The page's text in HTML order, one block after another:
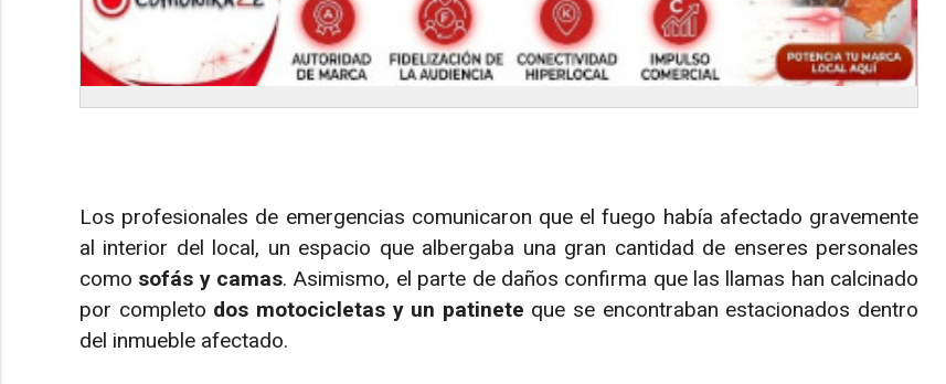
Los profesionales de emergencias comunicaron que el fuego había afectado gravemente
al interior del local, un espacio que albergaba una gran cantidad de enseres personales
como sofás y camas. Asimismo, el parte de daños confirma que las llamas han calcinado
por completo dos motocicletas y un patinete que se encontraban estacionados dentro
del inmueble afectado.